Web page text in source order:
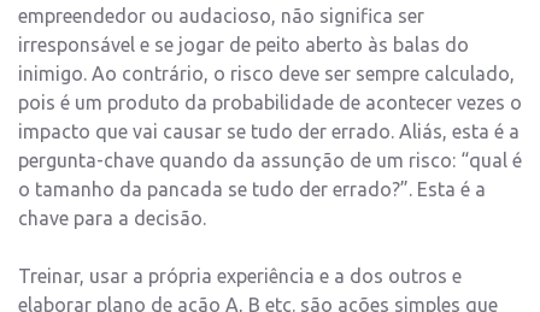
empreendedor ou audacioso, não significa ser
irresponsável e se jogar de peito aberto às balas do
inimigo. Ao contrário, o risco deve ser sempre calculado,
pois é um produto da probabilidade de acontecer vezes o
impacto que vai causar se tudo der errado. Aliás, esta é a
pergunta-chave quando da assunção de um risco: “qual é
o tamanho da pancada se tudo der errado?”. Esta é a
chave para a decisão.
Treinar, usar a própria experiência e a dos outros e
elaborar plano de ação A, B etc. são ações simples que